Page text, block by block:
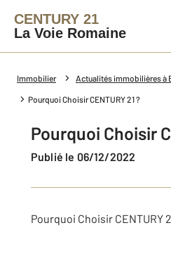
CENTURY 21
La Voie Romaine
Immobilier Actualités immobilières à
Pourquoi Choisir CENTURY 21 ?
Pourquoi Choisir
Publié le 06/12/2022
Pourquoi Choisir CENTURY